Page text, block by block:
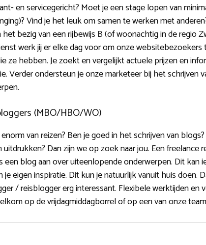
en servicegericht? Moet je een stage lopen van
Vind je het leuk om samen te werken met
bezig van een rijbewijs B (of woonachtig in de regio
werk jij er elke dag voor om onze
ze hebben. Je zoekt en vergelijkt actuele prijzen en
Verder ondersteun je onze marketeer bij het schrijven
(MBO/HBO/WO)
van reizen? Ben je goed in het schrijven van
Dan zijn we op zoek naar jou. Een freelance
een blog aan over uiteenlopende onderwerpen. Dit kan
je eigen inspiratie. Dit kun je natuurlijk vanuit huis doen.
/ reisblogger erg interessant. Flexibele werktijden en
op de vrijdagmiddagborrel of op een van onze